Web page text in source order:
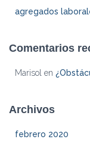
agregados
Comentarios
Marisol en
Archivos
febrero 2020